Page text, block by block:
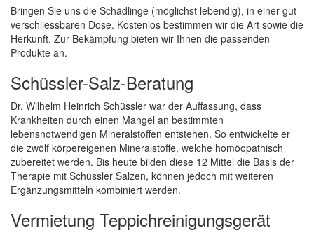
Bringen Sie uns die Schädlinge (möglichst lebendig), in einer gut
verschliessbaren Dose. Kostenlos bestimmen wir die Art sowie die
Herkunft. Zur Bekämpfung bieten wir Ihnen die passenden
Produkte an.
Schüssler-Salz-Beratung
Dr. Wilhelm Heinrich Schüssler war der Auffassung, dass
Krankheiten durch einen Mangel an bestimmten
lebensnotwendigen Mineralstoffen entstehen. So entwickelte er
die zwölf körpereigenen Mineralstoffe, welche homöopathisch
zubereitet werden. Bis heute bilden diese 12 Mittel die Basis der
Therapie mit Schüssler Salzen, können jedoch mit weiteren
Ergänzungsmitteln kombiniert werden.
Vermietung Teppichreinigungsgerät